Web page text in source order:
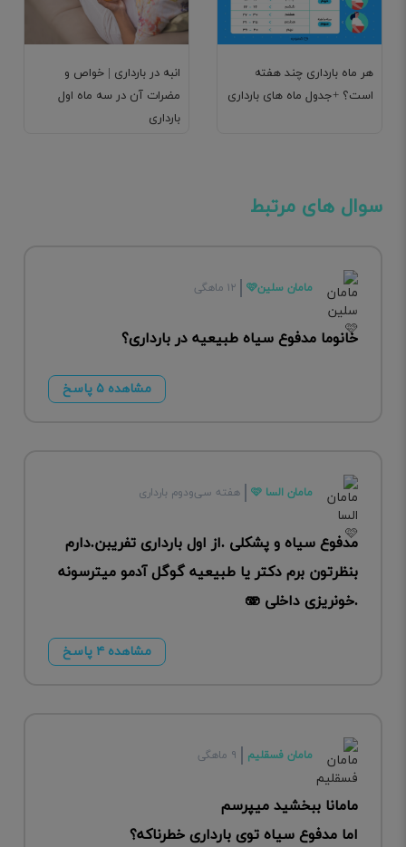
انبه در بارداری | خواص و
مضرات آن در سه ماه اول
بارداری
هر ماه بارداری چند هفته
است؟ +جدول ماه های بارداری
سوال های مرتبط
مامان سلین🩷 ۱۲ ماهگی
خانوما مدفوع سیاه طبیعیه در بارداری؟
مشاهده ۵ پاسخ
مامان السا 🩷 هفته سی‌ودوم بارداری
مدفوع سیاه و پشکلی .از اول بارداری تفریبن.دارم
بنظرتون برم دکتر یا طبیعیه گوگل آدمو میترسونه
.خونریزی داخلی 🫨
مشاهده ۴ پاسخ
مامان فسقلیم ۹ ماهگی
مامانا ببخشید میپرسم
اما مدفوع سیاه توی بارداری خطرناکه؟